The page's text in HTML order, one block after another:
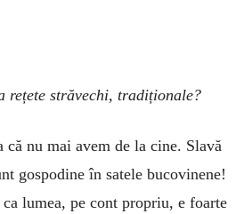
rețete străvechi, tradiționale?
că nu mai avem de la cine. Slavă
gospodine în satele bucovinene!
lumea, pe cont propriu, e foarte